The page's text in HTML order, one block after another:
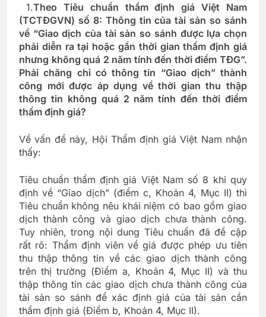
1.Theo Tiêu chuẩn thẩm định giá Việt Nam
(TCTĐGVN) số 8: Thông tin của tài sản so sánh
về “Giao dịch của tài sản so sánh được lựa chọn
phải diễn ra tại hoặc gần thời gian thẩm định giá
nhưng không quá 2 năm tính đến thời điểm TĐG”.
Phải chăng chỉ có thông tin “Giao dịch” thành
công mới được áp dụng về thời gian thu thập
thông tin không quá 2 năm tính đến thời điểm
thẩm định giá?
Về vấn đề này, Hội Thẩm định giá Việt Nam nhận
thấy:
Tiêu chuẩn thẩm định giá Việt Nam số 8 khi quy
định về “Giao dịch” (điểm c, Khoản 4, Mục II) thì
Tiêu chuẩn không nêu khái niệm có bao gồm giao
dịch thành công và giao dịch chưa thành công.
Tuy nhiên, trong nội dung Tiêu chuẩn đã đề cập
rất rõ: Thẩm định viên về giá được phép ưu tiên
thu thập thông tin về các giao dịch thành công
trên thị trường (Điểm a, Khoản 4, Mục II) và thu
thập thông tin các giao dịch chưa thành công của
tài sản so sánh để xác định giá của tài sản cần
thẩm định giá (Điểm b, Khoản 4, Mục II).